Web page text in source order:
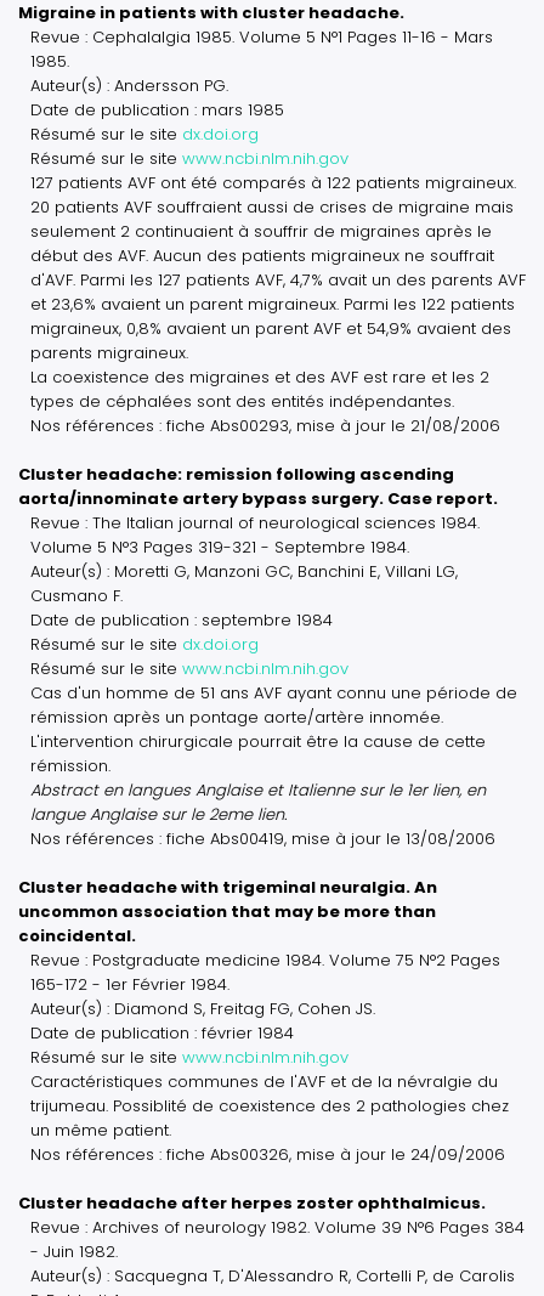
Migraine in patients with cluster headache.
Revue : Cephalalgia 1985. Volume 5 N°1 Pages 11-16 - Mars
1985.
Auteur(s) : Andersson PG.
Date de publication : mars 1985
Résumé sur le site dx.doi.org
Résumé sur le site www.ncbi.nlm.nih.gov
127 patients AVF ont été comparés à 122 patients migraineux.
20 patients AVF souffraient aussi de crises de migraine mais
seulement 2 continuaient à souffrir de migraines après le
début des AVF. Aucun des patients migraineux ne souffrait
d'AVF. Parmi les 127 patients AVF, 4,7% avait un des parents AVF
et 23,6% avaient un parent migraineux. Parmi les 122 patients
migraineux, 0,8% avaient un parent AVF et 54,9% avaient des
parents migraineux.
La coexistence des migraines et des AVF est rare et les 2
types de céphalées sont des entités indépendantes.
Nos références : fiche Abs00293, mise à jour le 21/08/2006
Cluster headache: remission following ascending
aorta/innominate artery bypass surgery. Case report.
Revue : The Italian journal of neurological sciences 1984.
Volume 5 N°3 Pages 319-321 - Septembre 1984.
Auteur(s) : Moretti G, Manzoni GC, Banchini E, Villani LG,
Cusmano F.
Date de publication : septembre 1984
Résumé sur le site dx.doi.org
Résumé sur le site www.ncbi.nlm.nih.gov
Cas d'un homme de 51 ans AVF ayant connu une période de
rémission après un pontage aorte/artère innomée.
L'intervention chirurgicale pourrait être la cause de cette
rémission.
Abstract en langues Anglaise et Italienne sur le 1er lien, en
langue Anglaise sur le 2eme lien.
Nos références : fiche Abs00419, mise à jour le 13/08/2006
Cluster headache with trigeminal neuralgia. An
uncommon association that may be more than
coincidental.
Revue : Postgraduate medicine 1984. Volume 75 N°2 Pages
165-172 - 1er Février 1984.
Auteur(s) : Diamond S, Freitag FG, Cohen JS.
Date de publication : février 1984
Résumé sur le site www.ncbi.nlm.nih.gov
Caractéristiques communes de l'AVF et de la névralgie du
trijumeau. Possiblité de coexistence des 2 pathologies chez
un même patient.
Nos références : fiche Abs00326, mise à jour le 24/09/2006
Cluster headache after herpes zoster ophthalmicus.
Revue : Archives of neurology 1982. Volume 39 N°6 Pages 384
- Juin 1982.
Auteur(s) : Sacquegna T, D'Alessandro R, Cortelli P, de Carolis